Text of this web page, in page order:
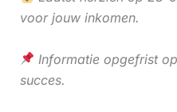
voor jouw inkomen.
Informatie opgefrist
succes.